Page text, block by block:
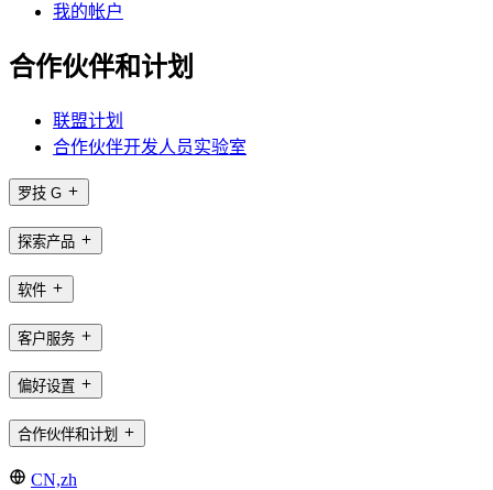
我的帐户
合作伙伴和计划
联盟计划
合作伙伴开发人员实验室
罗技 G
探索产品
软件
客户服务
偏好设置
合作伙伴和计划
CN,zh